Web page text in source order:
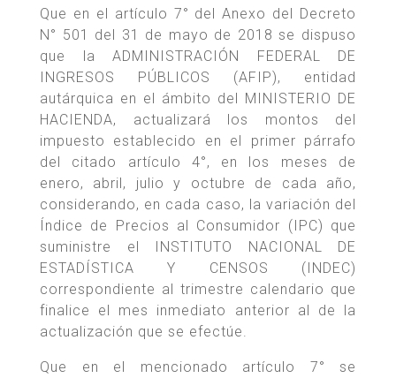
Que en el artículo 7° del Anexo del Decreto
N° 501 del 31 de mayo de 2018 se dispuso
que la ADMINISTRACIÓN FEDERAL DE
INGRESOS PÚBLICOS (AFIP), entidad
autárquica en el ámbito del MINISTERIO DE
HACIENDA, actualizará los montos del
impuesto establecido en el primer párrafo
del citado artículo 4°, en los meses de
enero, abril, julio y octubre de cada año,
considerando, en cada caso, la variación del
Índice de Precios al Consumidor (IPC) que
suministre el INSTITUTO NACIONAL DE
ESTADÍSTICA Y CENSOS (INDEC)
correspondiente al trimestre calendario que
finalice el mes inmediato anterior al de la
actualización que se efectúe.
Que en el mencionado artículo 7° se